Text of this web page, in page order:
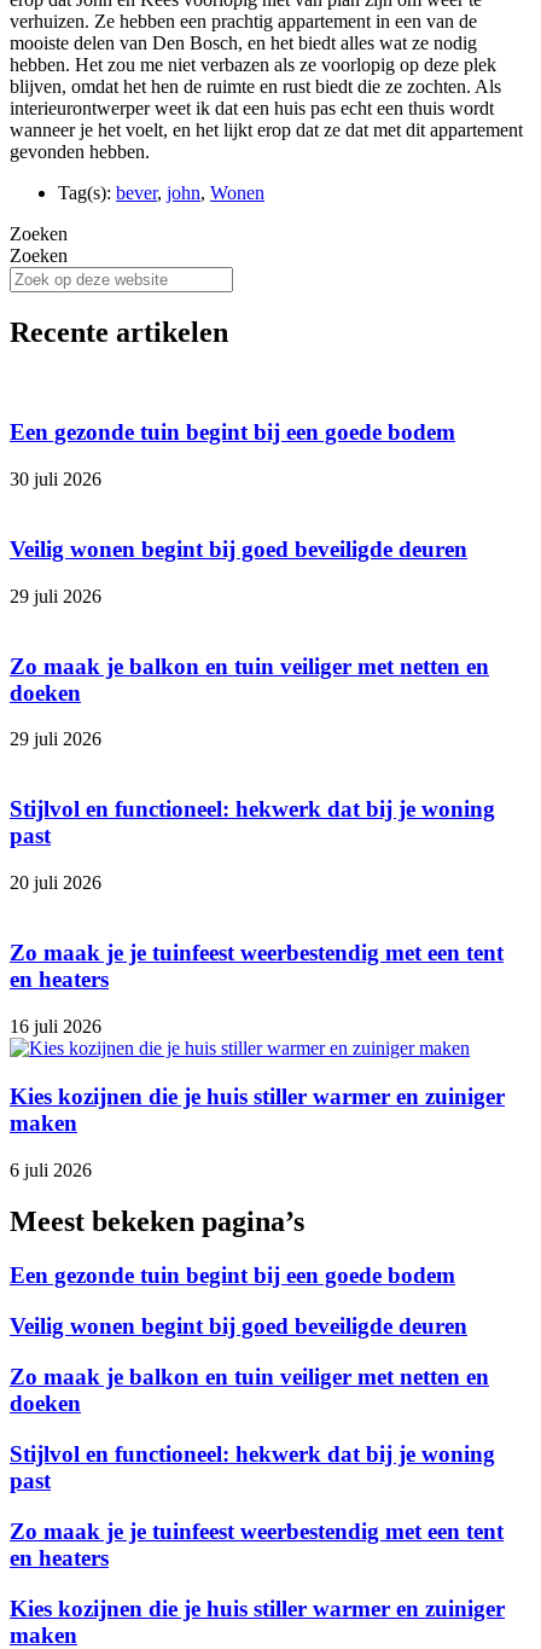
verhuizen. Ze hebben een prachtig appartement in een van de
mooiste delen van Den Bosch, en het biedt alles wat ze nodig
hebben. Het zou me niet verbazen als ze voorlopig op deze plek
blijven, omdat het hen de ruimte en rust biedt die ze zochten. Als
interieurontwerper weet ik dat een huis pas echt een thuis wordt
wanneer je het voelt, en het lijkt erop dat ze dat met dit appartement
gevonden hebben.
Tag(s): bever, john, Wonen
Zoeken
Zoeken
Recente artikelen
Een gezonde tuin begint bij een goede bodem
30 juli 2026
Veilig wonen begint bij goed beveiligde deuren
29 juli 2026
Zo maak je balkon en tuin veiliger met netten en
doeken
29 juli 2026
Stijlvol en functioneel: hekwerk dat bij je woning
past
20 juli 2026
Zo maak je je tuinfeest weerbestendig met een tent
en heaters
16 juli 2026
Kies kozijnen die je huis stiller warmer en zuiniger
maken
6 juli 2026
Meest bekeken pagina’s
Een gezonde tuin begint bij een goede bodem
Veilig wonen begint bij goed beveiligde deuren
Zo maak je balkon en tuin veiliger met netten en
doeken
Stijlvol en functioneel: hekwerk dat bij je woning
past
Zo maak je je tuinfeest weerbestendig met een tent
en heaters
Kies kozijnen die je huis stiller warmer en zuiniger
maken